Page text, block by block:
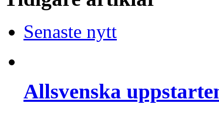
Senaste nytt
Allsvenska